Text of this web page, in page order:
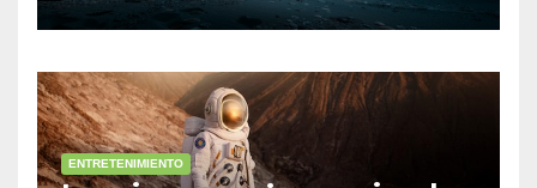
ENTRETENIMIENTO